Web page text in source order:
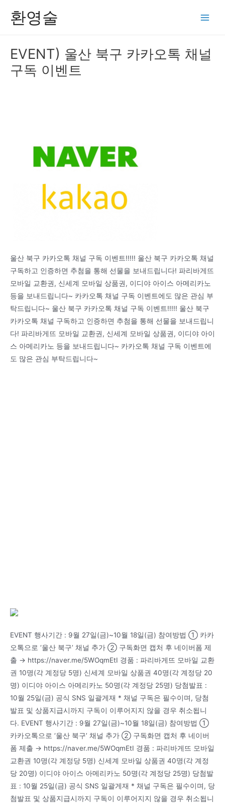
환영술
EVENT) 울산 북구 카카오톡 채널
구독 이벤트
울산 북구 카카오톡 채널 구독 이벤트!!!!! 울산 북구 카카오톡 채널
구독하고 인증하면 추첨을 통해 선물을 보내드립니다! 파리바게뜨
모바일 교환권, 신세계 모바일 상품권, 이디야 아이스 아메리카노
등을 보내드립니다~ 카카오톡 채널 구독 이벤트에도 많은 관심 부
탁드립니다~ 울산 북구 카카오톡 채널 구독 이벤트!!!!! 울산 북구
카카오톡 채널 구독하고 인증하면 추첨을 통해 선물을 보내드립니
다! 파리바게뜨 모바일 교환권, 신세계 모바일 상품권, 이디야 아이
스 아메리카노 등을 보내드립니다~ 카카오톡 채널 구독 이벤트에
도 많은 관심 부탁드립니다~
EVENT 행사기간 : 9월 27일(금)~10월 18일(금) 참여방법 ① 카카
오톡으로 ‘울산 북구’ 채널 추가 ② 구독화면 캡처 후 네이버폼 제
출 → https://naver.me/5WOqmEtI 경품 : 파리바게뜨 모바일 교환
권 10명(각 계정당 5명) 신세계 모바일 상품권 40명(각 계정당 20
명) 이디야 아이스 아메리카노 50명(각 계정당 25명) 당첨발표 :
10월 25일(금) 공식 SNS 일괄게재 * 채널 구독은 필수이며, 당첨
발표 및 상품지급시까지 구독이 이루어지지 않을 경우 취소됩니
다. EVENT 행사기간 : 9월 27일(금)~10월 18일(금) 참여방법 ①
카카오톡으로 ‘울산 북구’ 채널 추가 ② 구독화면 캡처 후 네이버
폼 제출 → https://naver.me/5WOqmEtI 경품 : 파리바게뜨 모바일
교환권 10명(각 계정당 5명) 신세계 모바일 상품권 40명(각 계정
당 20명) 이디야 아이스 아메리카노 50명(각 계정당 25명) 당첨발
표 : 10월 25일(금) 공식 SNS 일괄게재 * 채널 구독은 필수이며, 당
첨발표 및 상품지급시까지 구독이 이루어지지 않을 경우 취소됩니